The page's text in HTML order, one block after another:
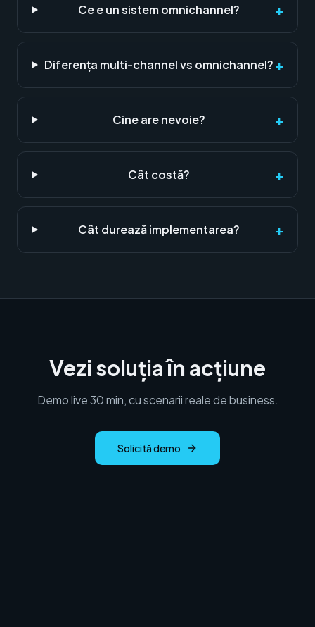
Ce e un sistem omnichannel? +
Diferența multi-channel vs omnichannel?+
Cine are nevoie? +
Cât costă? +
Cât durează implementarea? +
Vezi soluția în acțiune
Demo live 30 min, cu scenarii reale de business.
Solicită demo